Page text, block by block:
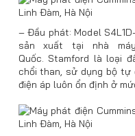
– Đầu phát: Model
sản xuất tại nhà
Quốc. Stamford là loại
chổi than, sử dụng bộ tự
điện áp luôn ổn định ở